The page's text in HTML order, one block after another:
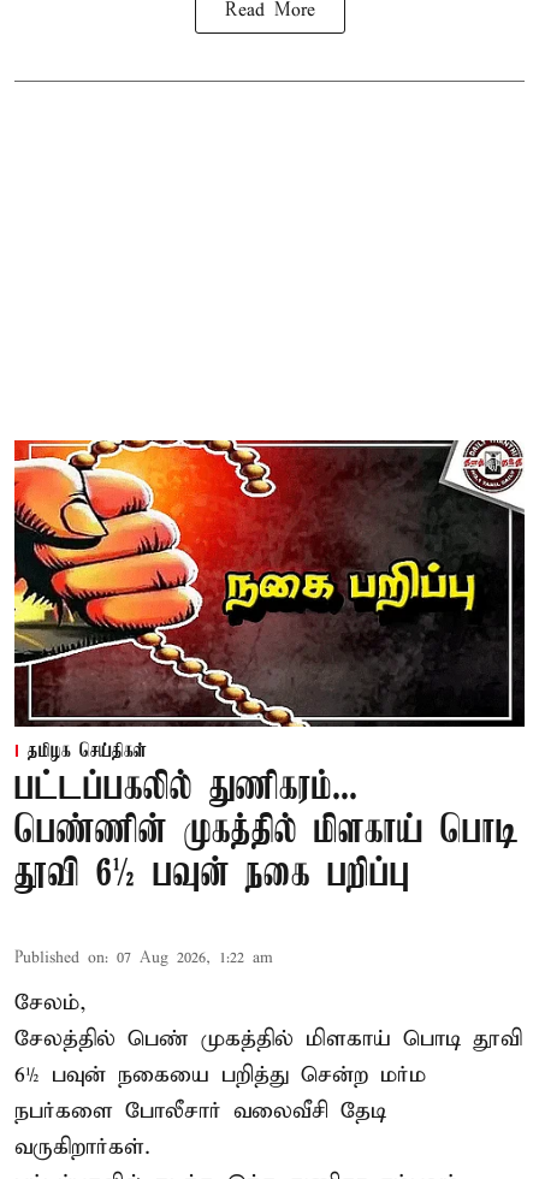
Read More
தமிழக செய்திகள்
பட்டப்பகலில் துணிகரம்...
பெண்ணின் முகத்தில் மிளகாய் பொடி
தூவி 6½ பவுன் நகை பறிப்பு
Published on: 07 Aug 2026, 1:22 am
சேலம்,
சேலத்தில் பெண் முகத்தில் மிளகாய் பொடி தூவி
6½ பவுன் நகையை பறித்து சென்ற மர்ம
நபர்களை போலீசார் வலைவீசி தேடி
வருகிறார்கள்.